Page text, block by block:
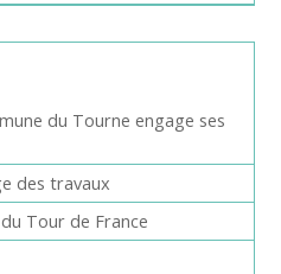
du Tourne engage ses
des travaux
Tour de France